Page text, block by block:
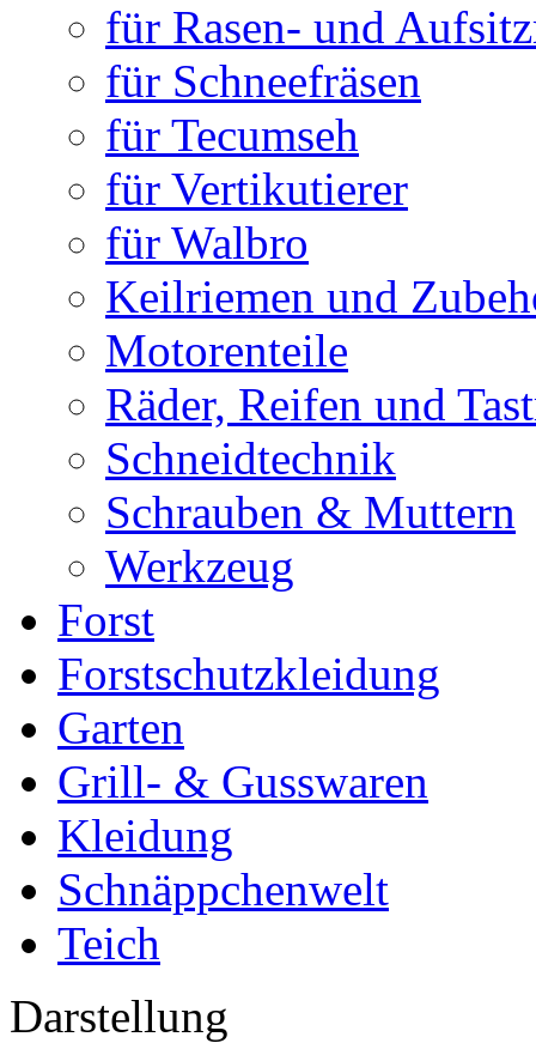
für Rasen- und
für Schneefräsen
für Tecumseh
für Vertikutierer
für Walbro
Keilriemen und
Motorenteile
Räder, Reifen und
Schneidtechnik
Schrauben & Muttern
Werkzeug
Forst
Forstschutzkleidung
Garten
Grill- & Gusswaren
Kleidung
Schnäppchenwelt
Teich
Darstellung